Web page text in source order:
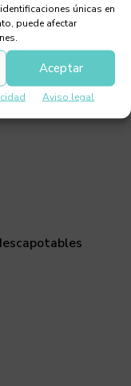
únicas en
puede afectar
Aceptar
Aviso legal
GT,
lujo